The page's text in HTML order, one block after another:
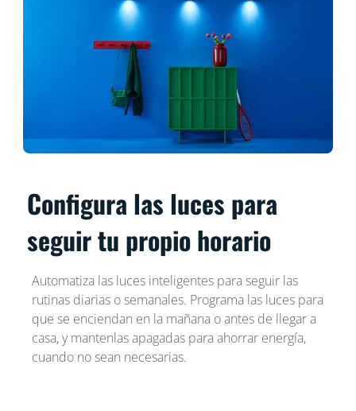
Configura las luces para
seguir tu propio horario
Automatiza las luces inteligentes para seguir las
rutinas diarias o semanales. Programa las luces para
que se enciendan en la mañana o antes de llegar a
casa, y mantenlas apagadas para ahorrar energía,
cuando no sean necesarias.